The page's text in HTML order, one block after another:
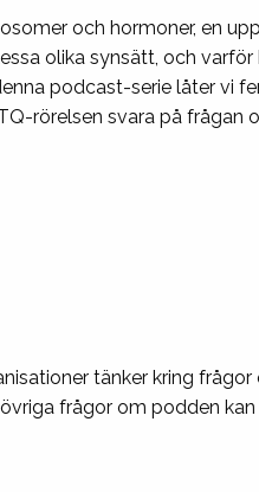
och hormoner, en
olika synsätt, och
podcast-serie låter vi
rörelsen svara på frågan
tänker kring
övriga frågor om podden